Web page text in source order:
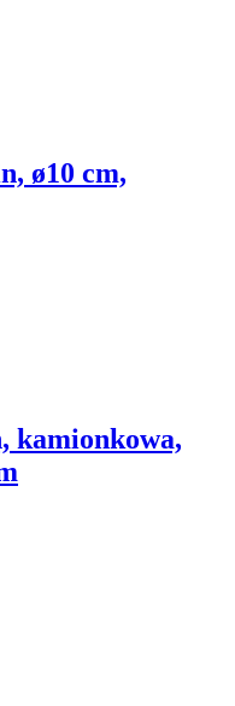
ø10 cm,
kamionkowa,